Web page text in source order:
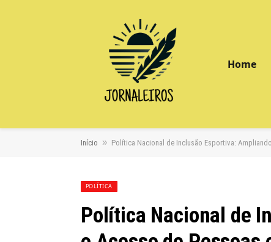
Home
Início » Política Nacional de Inclusão Esportiva:
POLÍTICA
Política Nacional de